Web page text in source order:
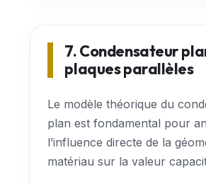
7. Condensateur
plaques parallèles
Le modèle théorique du
plan est fondamental pour
l’influence directe de la
matériau sur la valeur